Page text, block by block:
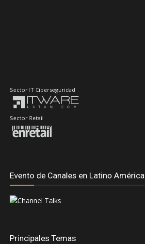
Sector IT Ciberseguridad
Sector Retail
Evento de Canales en Latino América
Principales Temas